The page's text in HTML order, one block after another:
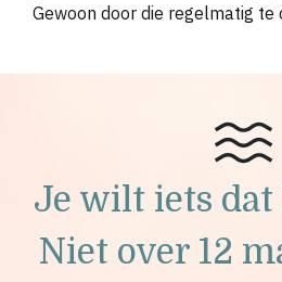
Gewoon door die regelmatig te
Je wilt iets
Niet over 12